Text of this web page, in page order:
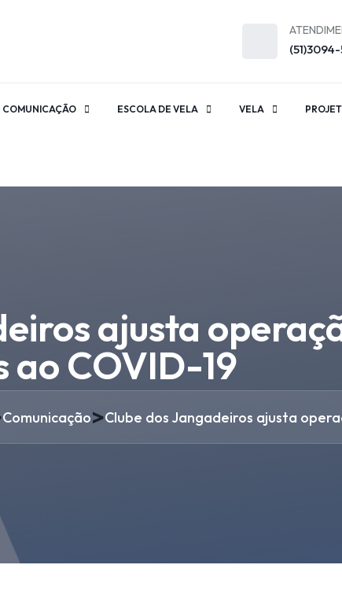
COMUNICAÇÃO ESCOLA DE VELA VELA
ajusta
COVID-19
Comunicação>Clube dos Jangadeiros ajusta